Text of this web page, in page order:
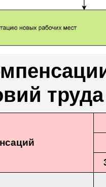
труда